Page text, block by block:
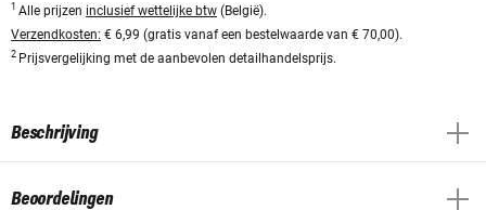
1 Alle prijzen inclusief wettelijke btw (België).
Verzendkosten: € 6,99 (gratis vanaf een bestelwaarde van € 70,00).
2 Prijsvergelijking met de aanbevolen detailhandelsprijs.
Beschrijving
Beoordelingen